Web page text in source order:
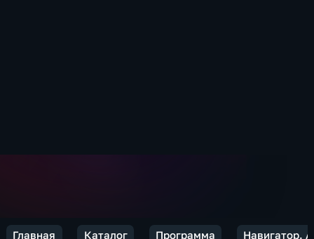
Главная Каталог Программа Навигатор.